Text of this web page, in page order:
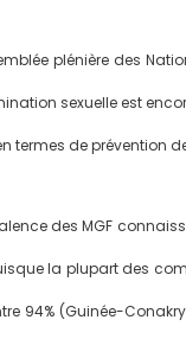
plénière des
sexuelle est
termes de prévention
des MGF
la plupart des
94% (Guinée-